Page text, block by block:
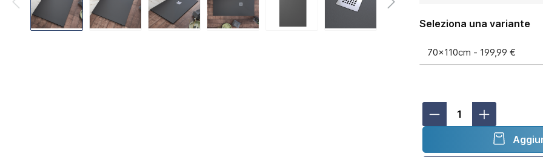
Seleziona una variante